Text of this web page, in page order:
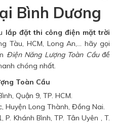
Bình Dương
lắp đặt thi công điện mặt trời
Tàu, HCM, Long An,… hãy gọi
Điện Năng Lượng Toàn Cầuđể
chóng nhất.
Toàn Cầu
Quận 9, TP. HCM.
Huyện Long Thành, Đồng Nai.
Khánh Bình, TP. Tân Uyên , T.